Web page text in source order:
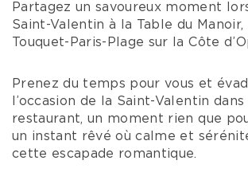
Partagez un savoureux moment
Saint-Valentin à la Table du Manoir,
Touquet-Paris-Plage sur la Côte
Prenez du temps pour vous et
l’occasion de la Saint-Valentin
restaurant, un moment rien que
un instant rêvé où calme et
cette escapade romantique.